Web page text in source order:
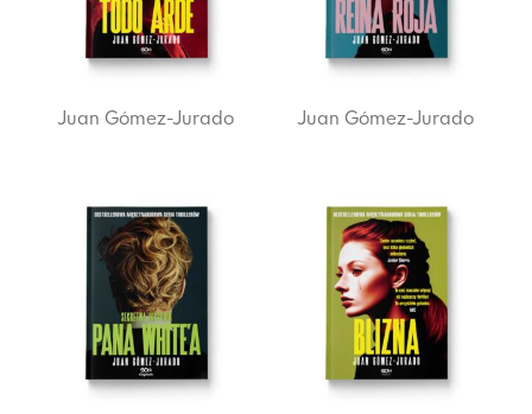
Juan Gómez-Jurado Juan Gómez-Jurado